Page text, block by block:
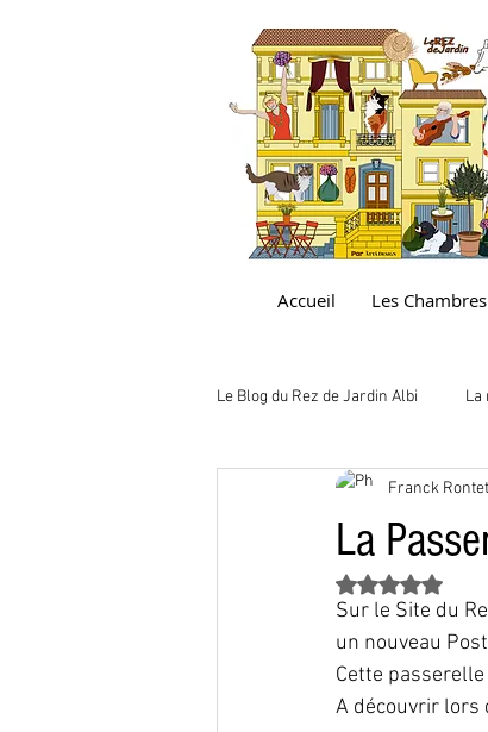
Accueil Les Chambres
Le Blog du Rez de Jardin Albi La
La
Franck Rontet
Noté NaN
Sur le Site du
un nouveau
Cette
A découvrir lors